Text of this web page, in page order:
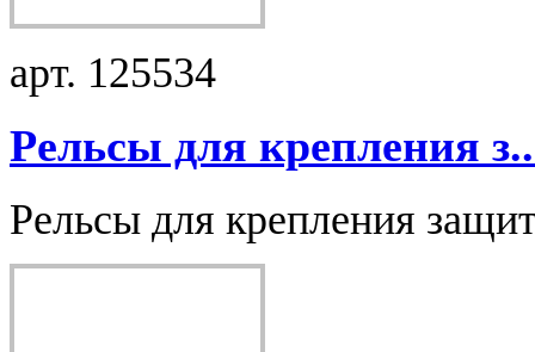
арт. 125534
Рельсы для крепления
Рельсы для крепления